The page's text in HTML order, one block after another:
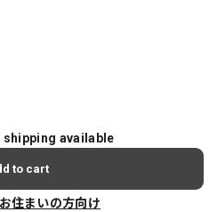
shipping available
to cart
住まいの方向け